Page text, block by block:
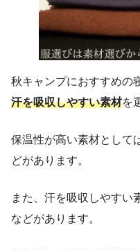
秋キャンプにおすすめの
汗を吸収しやすい素材を
保温性が高い素材として
どがあります。
また、汗を吸収しやすい
などがあります。